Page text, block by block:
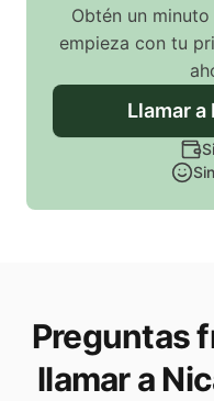
Obtén un
empieza con tu
Llamara
Preguntas
llamar a